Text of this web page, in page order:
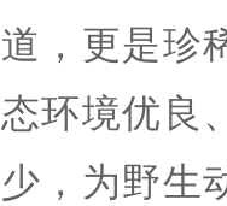
道，更是珍
态环境优良
少，为野生